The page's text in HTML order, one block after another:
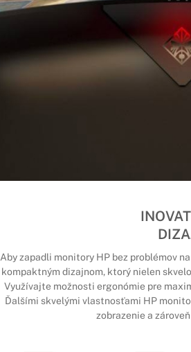
Aby zapadli monitory HP bez problémov
kompaktným dizajnom, ktorý nielen
Využívajte možnosti ergonómie pre
Ďalšími skvelými vlastnosťami HP
zobrazenie a